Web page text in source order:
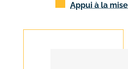
Appui à la